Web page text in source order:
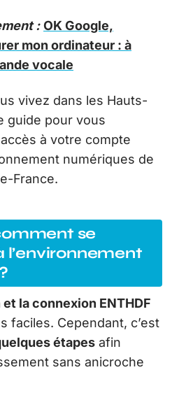
: OK Google,
mon ordinateur : à
vocale
vivez dans les Hauts-
guide pour vous
à votre compte
numériques de
France.
se
l’environnement
la connexion ENTHDF
faciles. Cependant, c’est
étapes afin
sans anicroche